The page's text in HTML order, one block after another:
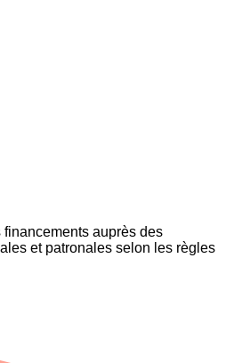
financements auprès des
et patronales selon les règles